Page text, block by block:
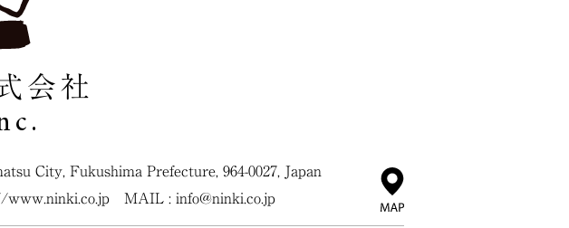
会社
City, Fukushima Prefecture, 964-0027, Japan
MAIL : info@ninki.co.jp